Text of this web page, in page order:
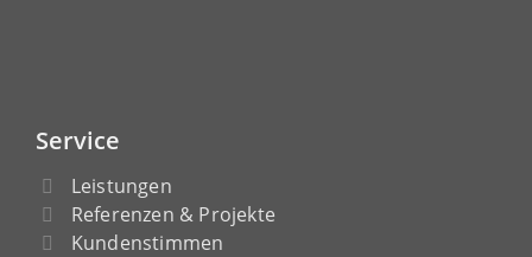
Service
Leistungen
Referenzen & Projekte
Kundenstimmen